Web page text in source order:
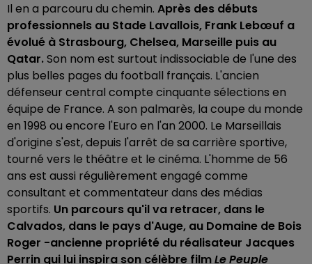
Il en a parcouru du chemin. Après des débuts
professionnels au Stade Lavallois, Frank Lebœuf a
évolué à Strasbourg, Chelsea, Marseille puis au
Qatar.Son nom est surtout indissociable de l'une des
plus belles pages du football français. L'ancien
défenseur central compte cinquante sélections en
équipe de France. A son palmarès, la coupe du monde
en 1998 ou encore l'Euro en l'an 2000. Le Marseillais
d'origine s'est, depuis l'arrêt de sa carrière sportive,
tourné vers le théâtre et le cinéma. L'homme de 56
ans est aussi régulièrement engagé comme
consultant et commentateur dans des médias
sportifs. Un parcours qu'il va retracer, dans le
Calvados, dans le pays d'Auge, au Domaine de Bois
Roger -ancienne propriété du réalisateur Jacques
Perrin qui lui inspira son célèbre filmLe Peuple